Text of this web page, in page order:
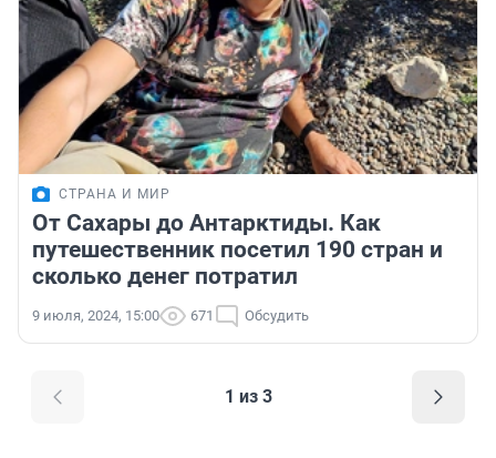
СТРАНА И МИР
От Сахары до Антарктиды. Как
путешественник посетил 190 стран и
сколько денег потратил
9 июля, 2024, 15:00 671 Обсудить
1 из 3